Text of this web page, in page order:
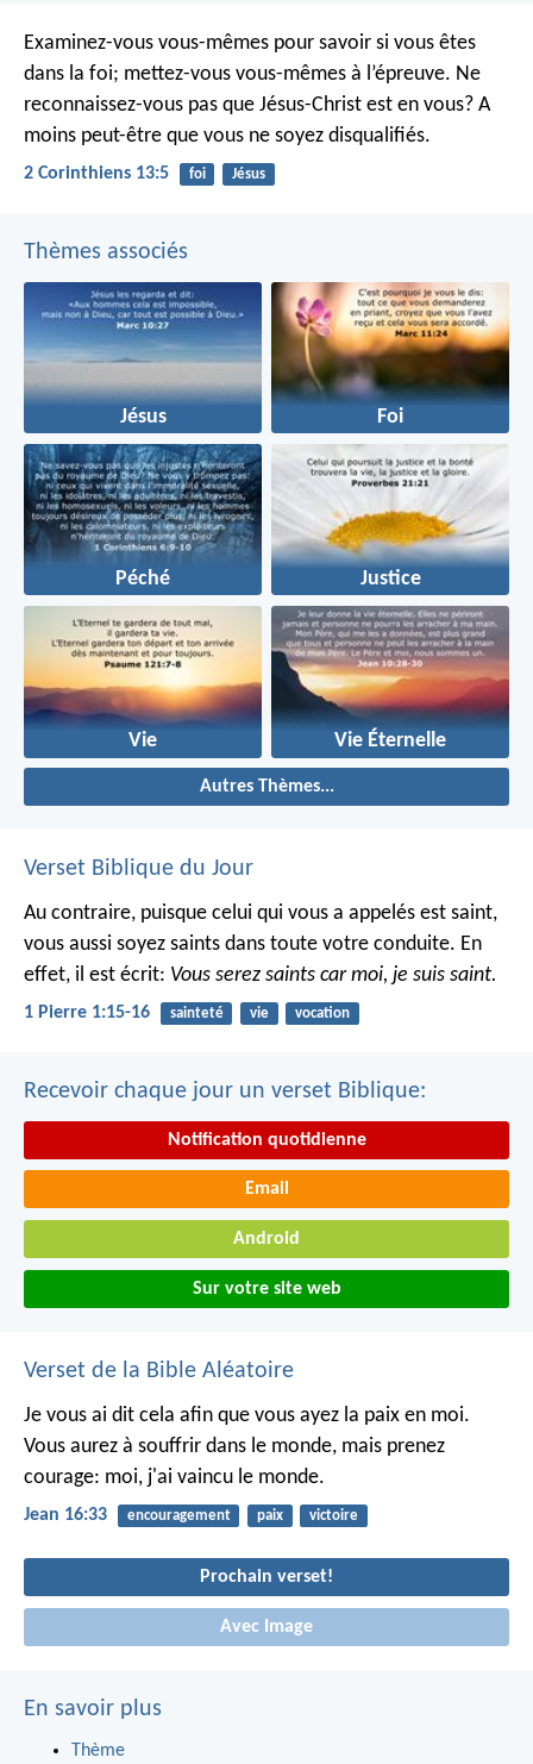
Examinez-vous vous-mêmes pour savoir si vous êtes
dans la foi; mettez-vous vous-mêmes à l’épreuve. Ne
reconnaissez-vous pas que Jésus-Christ est en vous? A
moins peut-être que vous ne soyez disqualifiés.
2 Corinthiens 13:5 foi Jésus
Thèmes associés
Jésus Foi
Péché Justice
Vie Vie Éternelle
Autres Thèmes...
Verset Biblique du Jour
Au contraire, puisque celui qui vous a appelés est saint,
vous aussi soyez saints dans toute votre conduite. En
effet, il est écrit: Vous serez saints car moi, je suis saint.
1 Pierre 1:15-16 sainteté vie vocation
Recevoir chaque jour un verset Biblique:
Notification quotidienne
Email
Android
Sur votre site web
Verset de la Bible Aléatoire
Je vous ai dit cela afin que vous ayez la paix en moi.
Vous aurez à souffrir dans le monde, mais prenez
courage: moi, j'ai vaincu le monde.
Jean 16:33 encouragement paix victoire
Prochain verset!
Avec Image
En savoir plus
Thème